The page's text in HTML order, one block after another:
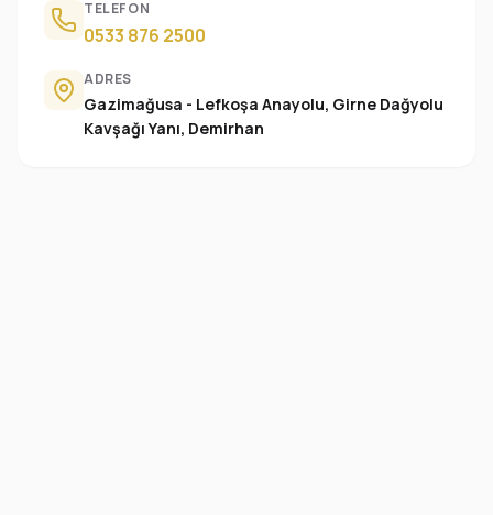
TELEFON
0533 876 2500
ADRES
Gazimağusa - Lefkoşa Anayolu, Girne Dağyolu
Kavşağı Yanı, Demirhan